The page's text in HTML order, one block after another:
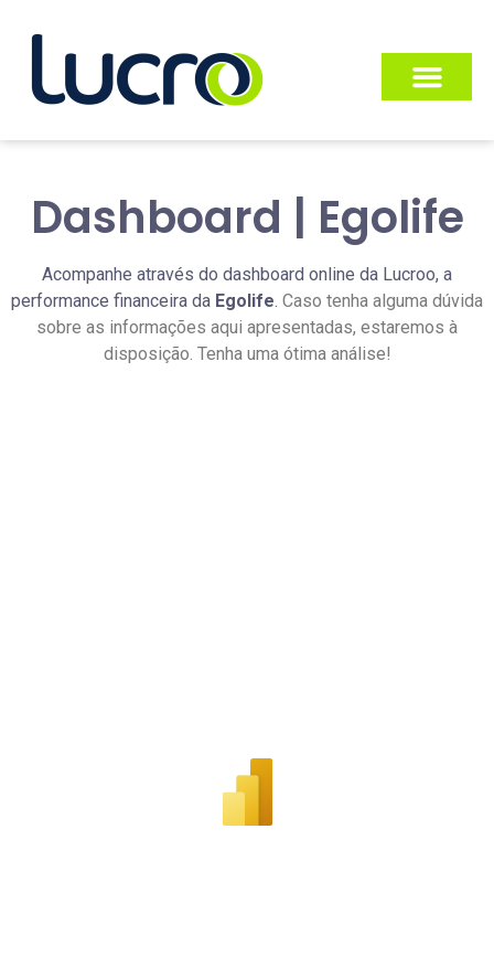
Dashboard | Egolife
Acompanhe através do dashboard online da Lucroo, a
performance financeira da Egolife. Caso tenha alguma dúvida
sobre as informações aqui apresentadas, estaremos à
disposição. Tenha uma ótima análise!